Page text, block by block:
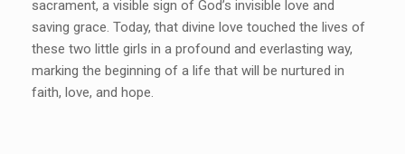
sacrament, a visible sign of God’s invisible love and
saving grace. Today, that divine love touched the lives of
these two little girls in a profound and everlasting way,
marking the beginning of a life that will be nurtured in
faith, love, and hope.